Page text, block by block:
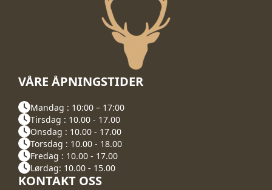
VÅRE ÅPNINGSTIDER
Mandag : 10:00 – 17:00
Tirsdag : 10.00 - 17.00
Onsdag : 10.00 - 17.00
Torsdag : 10.00 - 18.00
Fredag : 10.00 - 17.00
Lørdag: 10.00 - 15.00
KONTAKT OSS